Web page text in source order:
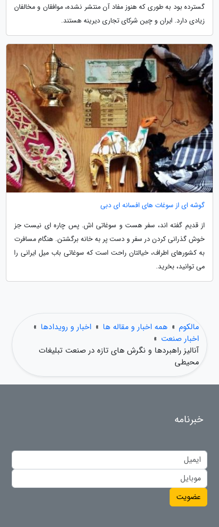
گسترده بود به طوری که هنوز مفاد آن منتشر نشده، موافقان و مخالفان
زیادی دارد. ایران و چین شرکای تجاری دیرینه هستند.
گوشه ای از سوغات های افسانه ای دبی
از قدیم گفته اند، سفر هست و سوغاتی اش. پس چاره ای نیست جز
خوش گذرانی کردن در سفر و دست پر به خانه برگشتن. هنگام مسافرت
به کشورهای اطراف، خیالتان راحت است که سوغاتی باب میل ایرانی را
می توانید، بخرید.
مالکوم » همه اخبار و مقاله ها » اخبار و رویدادها »
اخبار صنعت »
آنالیز راهبردها و نگرش های تازه در صنعت تبلیغات
محیطی
خبرنامه
عضویت